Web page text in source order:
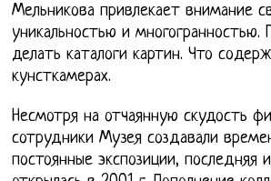
Мельникова привлекает внимание
уникальностью и многогранностью.
делать каталоги картин. Что
кунсткамерах.
Несмотря на отчаянную скудость
сотрудники Музея создавали
постоянные экспозиции, последняя